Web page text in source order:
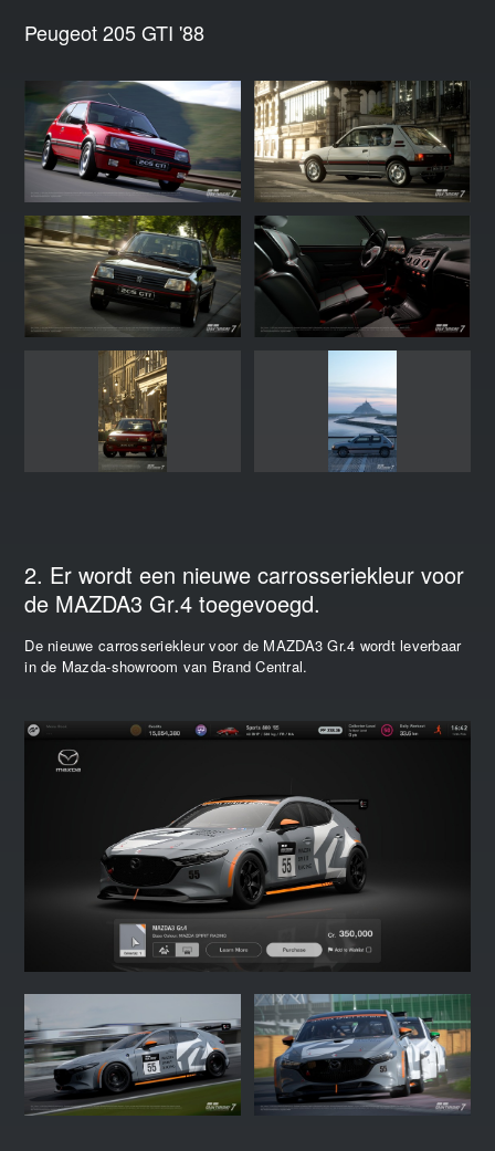
Peugeot 205 GTI '88
2. Er wordt een nieuwe carrosseriekleur voor
de MAZDA3 Gr.4 toegevoegd.
De nieuwe carrosseriekleur voor de MAZDA3 Gr.4 wordt leverbaar
in de Mazda-showroom van Brand Central.